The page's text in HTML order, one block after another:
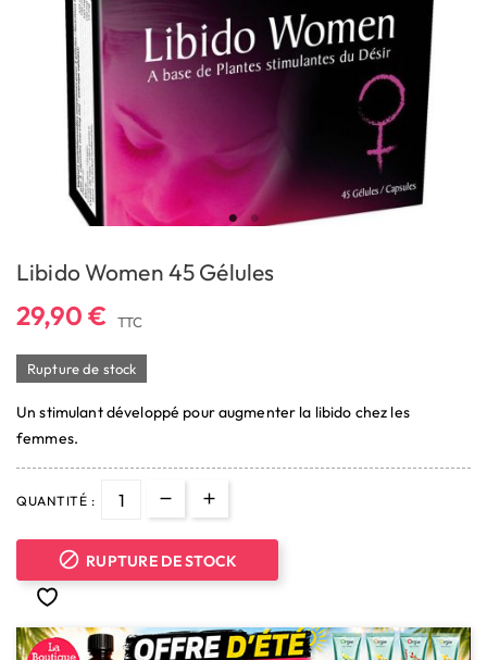
Libido Women 45 Gélules
29,90 € TTC
Rupture de stock
Un stimulant développé pour augmenter la libido chez les
femmes.
QUANTITÉ :
 RUPTURE DE STOCK